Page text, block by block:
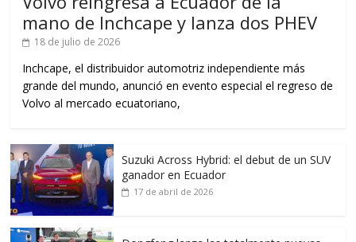
mano de Inchcape y lanza dos PHEV
18 de julio de 2026
Inchcape, el distribuidor automotriz independiente más
grande del mundo, anunció en evento especial el regreso de
Volvo al mercado ecuatoriano,
Suzuki Across Hybrid: el debut de un SUV
ganador en Ecuador
17 de abril de 2026